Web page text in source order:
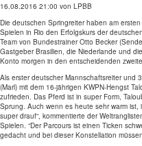
16.08.2016 21:00 von LPBB
Die deutschen Springreiter haben am
Spielen in Rio den Erfolgskurs der
Team von Bundestrainer Otto Becker
Gastgeber Brasilien, die Niederlande und
Konto morgen in den entscheidenden
Als erster deutscher Mannschaftsreiter und
(Marl) mit dem 16-jährigen KWPN-Hengst
zufrieden. Das Pferd ist in super Form,
Sprung. Auch wenn es heute sehr warm
super drauf“, kommentierte der
Spielen. “Der Parcours ist einen Ticken
gedacht und bei dieser Konstellation